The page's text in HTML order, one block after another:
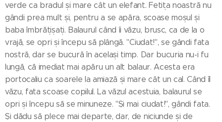
verde ca bradul și mare cât un elefant. Fetița noastră nu
gândi prea mult și, pentru a se apăra, scoase moșul și
baba îmbrățișați. Balaurul când îi văzu, brusc, ca de la o
vrajă, se opri și începu să plângă. "Ciudat!", se gândi fata
nostră, dar se bucură în același timp. Dar bucuria nu-i fu
lungă, că imediat mai apăru un alt balaur. Acesta era
portocaliu ca soarele la amiază și mare cât un cal. Când îl
văzu, fata scoase copilul. La văzul acestuia, balaurul se
opri și începu să se minuneze. "Și mai ciudat!", gândi fata.
Și dădu să plece mai departe, dar, de niciunde și de